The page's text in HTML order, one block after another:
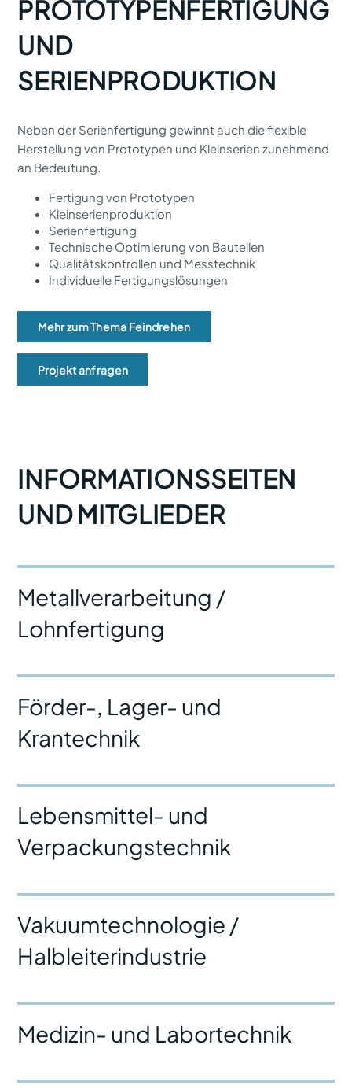
PROTOTYPENFERTIGUNG
UND
SERIENPRODUKTION
Neben der Serienfertigung gewinnt auch die flexible
Herstellung von Prototypen und Kleinserien zunehmend
an Bedeutung.
Fertigung von Prototypen
Kleinserienproduktion
Serienfertigung
Technische Optimierung von Bauteilen
Qualitätskontrollen und Messtechnik
Individuelle Fertigungslösungen
Mehr zum Thema Feindrehen
Projekt anfragen
INFORMATIONSSEITEN
UND MITGLIEDER
Metallverarbeitung /
Lohnfertigung
Förder-, Lager- und
Krantechnik
Lebensmittel- und
Verpackungstechnik
Vakuumtechnologie /
Halbleiterindustrie
Medizin- und Labortechnik